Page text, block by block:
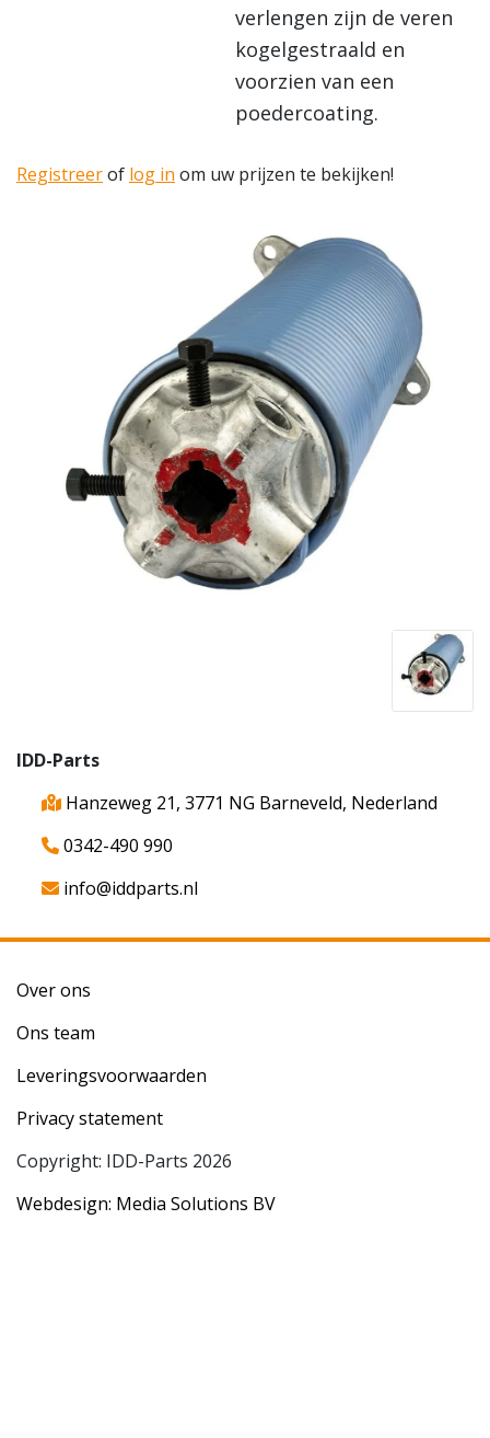
verlengen zijn de veren
kogelgestraald en
voorzien van een
poedercoating.
Registreerof log in om uw prijzen te bekijken!
IDD-Parts
Hanzeweg 21, 3771 NG Barneveld, Nederland
0342-490 990
info@iddparts.nl
Over ons
Ons team
Leveringsvoorwaarden
Privacy statement
Copyright: IDD-Parts 2026
Webdesign: Media Solutions BV